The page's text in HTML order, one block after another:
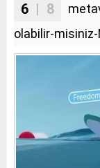
6 | 8
olabilir-